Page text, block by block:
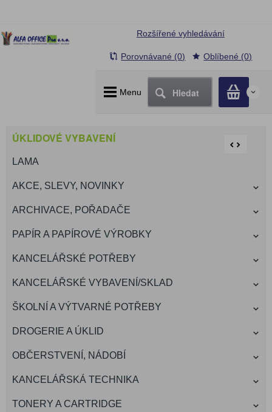
Menu Hledat 0
Rozšířené vyhledávání
Porovnávané (0) Oblíbené (0)
ÚKLIDOVÉ VYBAVENÍ
LAMA
AKCE, SLEVY, NOVINKY
ARCHIVACE, POŘADAČE
PAPÍR A PAPÍROVÉ VÝROBKY
KANCELÁŘSKÉ POTŘEBY
KANCELÁŘSKÉ VYBAVENÍ/SKLAD
ŠKOLNÍ A VÝTVARNÉ POTŘEBY
DROGERIE A ÚKLID
OBČERSTVENÍ, NÁDOBÍ
KANCELÁŘSKÁ TECHNIKA
TONERY A CARTRIDGE